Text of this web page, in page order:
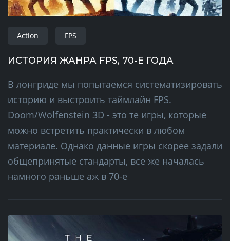
Action FPS
ИСТОРИЯ ЖАНРА FPS, 70-Е ГОДА
В лонгриде мы попытаемся систематизировать
историю и выстроить таймлайн FPS.
Doom/Wolfenstein 3D - это те игры, которые
можно встретить практически в любом
материале. Однако данные игры скорее задали
общепринятые стандарты, все же началась
намного раньше аж в 70-е